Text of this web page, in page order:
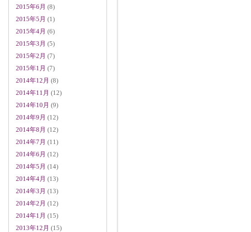
2015年6月 (8)
2015年5月 (1)
2015年4月 (6)
2015年3月 (5)
2015年2月 (7)
2015年1月 (7)
2014年12月 (8)
2014年11月 (12)
2014年10月 (9)
2014年9月 (12)
2014年8月 (12)
2014年7月 (11)
2014年6月 (12)
2014年5月 (14)
2014年4月 (13)
2014年3月 (13)
2014年2月 (12)
2014年1月 (15)
2013年12月 (15)